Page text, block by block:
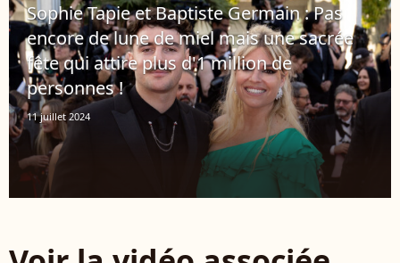
Sophie Tapie et Baptiste Germain : Pas
encore de lune de miel mais une sacrée
fête qui attire plus d'1 million de
personnes !
11 juillet 2024